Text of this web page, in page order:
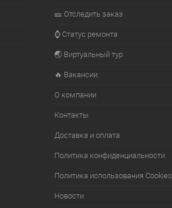
🎫 Отследить заказ
⌚ Статус ремонта
🌏 Виртуальный тур
🔥 Вакансии
О компании
Контакты
Доставка и оплата
Политика конфиденциальности
Политика использования Cookies
Новости